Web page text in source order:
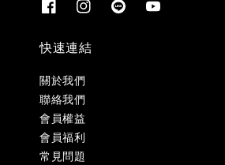
快速連結
關於我們
聯絡我們
會員權益
會員福利
常見問題